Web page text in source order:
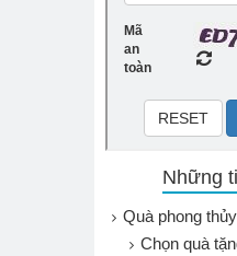
Những
Quà phong
Chọn quà